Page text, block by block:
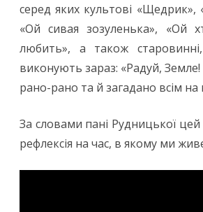
серед яких культові «Щедрик»,
«Ой сивая зозуленька», «Ой
любить», а також
виконують зараз: «Радуй, Земле!
рано-рано та й загадано всім на
За словами пані Рудницької
рефлексія на час, в якому ми